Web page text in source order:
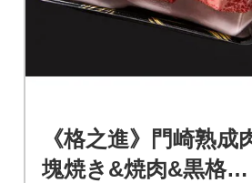
《格之進》門崎熟成
塊焼き&焼肉&黒格ハ